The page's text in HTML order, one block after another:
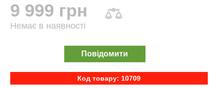
9 999 грн
Немає в наявності
Повідомити
Код товару: 10709